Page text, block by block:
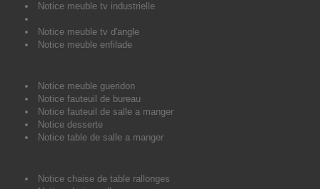
Notice meuble tv industrielle
Notice meuble tv d'angle
Notice meuble enfilade
Notice meuble gueridon
Notice fauteuil de bureau
Notice fauteuil de salle a manger
Notice desserte
Notice table de salle a manger
Notice chaise de table rallonges